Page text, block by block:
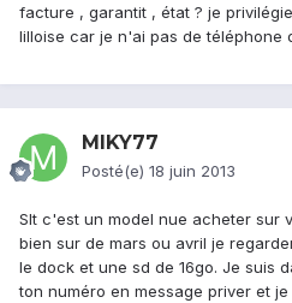
facture , garantit , état ? je
lilloise car je n'ai pas de téléphone
MIKY77
Posté(e) 18 juin 2013
Slt c'est un model nue acheter sur
bien sur de mars ou avril je
le dock et une sd de 16go. Je suis
ton numéro en message priver et